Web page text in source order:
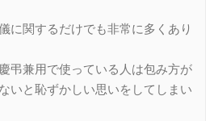
に関するだけでも非常に多くあり
弔兼用で使っている人は包み方が
いと恥ずかしい思いをしてしまい